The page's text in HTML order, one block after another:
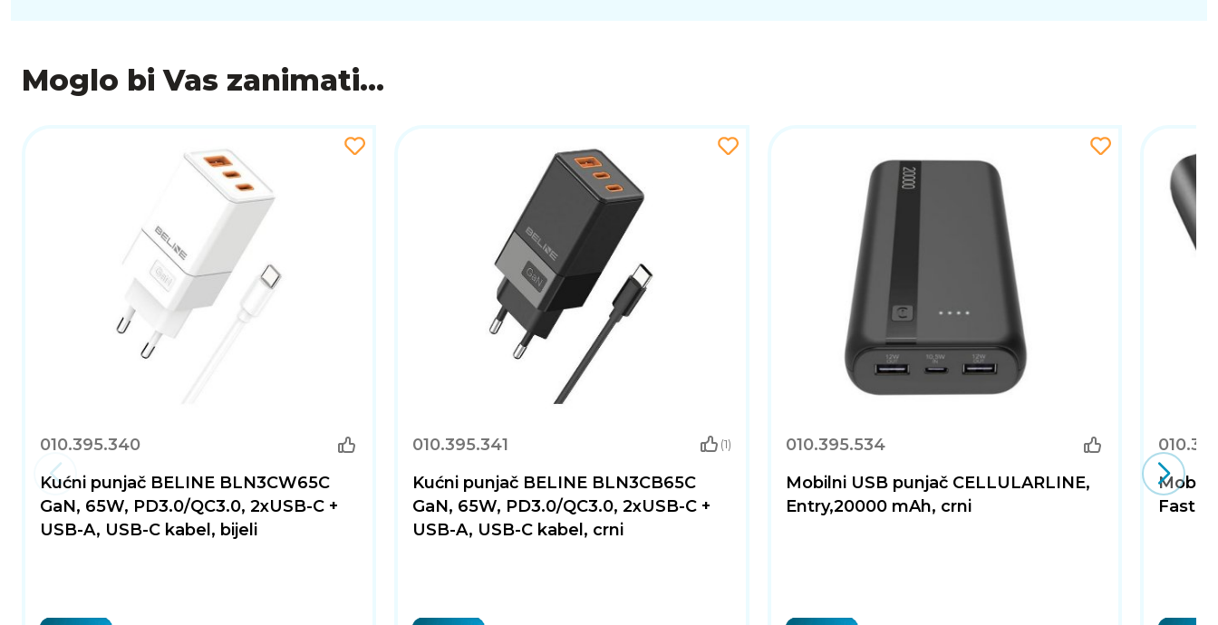
Moglo bi Vas zanimati...
010.395.340
Kućni punjač BELINE BLN3CW65C
GaN, 65W, PD3.0/QC3.0, 2xUSB-C +
USB-A, USB-C kabel, bijeli
010.395.341 (1)
Kućni punjač BELINE BLN3CB65C
GaN, 65W, PD3.0/QC3.0, 2xUSB-C +
USB-A, USB-C kabel, crni
010.395.534
Mobilni USB punjač CELLULARLINE,
Entry,20000 mAh, crni
Fast